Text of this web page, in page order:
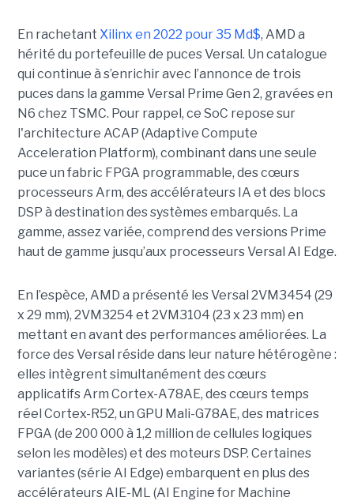
En rachetant Xilinx en 2022 pour 35 Md$, AMD a
hérité du portefeuille de puces Versal. Un catalogue
qui continue à s’enrichir avec l’annonce de trois
puces dans la gamme Versal Prime Gen 2, gravées en
N6 chez TSMC. Pour rappel, ce SoC repose sur
l'architecture ACAP (Adaptive Compute
Acceleration Platform), combinant dans une seule
puce un fabric FPGA programmable, des cœurs
processeurs Arm, des accélérateurs IA et des blocs
DSP à destination des systèmes embarqués. La
gamme, assez variée, comprend des versions Prime
haut de gamme jusqu’aux processeurs Versal AI Edge.
En l’espèce, AMD a présenté les Versal 2VM3454 (29
x 29 mm), 2VM3254 et 2VM3104 (23 x 23 mm) en
mettant en avant des performances améliorées. La
force des Versal réside dans leur nature hétérogène :
elles intègrent simultanément des cœurs
applicatifs Arm Cortex-A78AE, des cœurs temps
réel Cortex-R52, un GPU Mali-G78AE, des matrices
FPGA (de 200 000 à 1,2 million de cellules logiques
selon les modèles) et des moteurs DSP. Certaines
variantes (série AI Edge) embarquent en plus des
accélérateurs AIE-ML (AI Engine for Machine